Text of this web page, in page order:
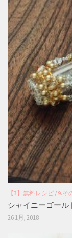
【3】無料レシピ / 9.そ
シャイニーゴール
26 1月, 2018